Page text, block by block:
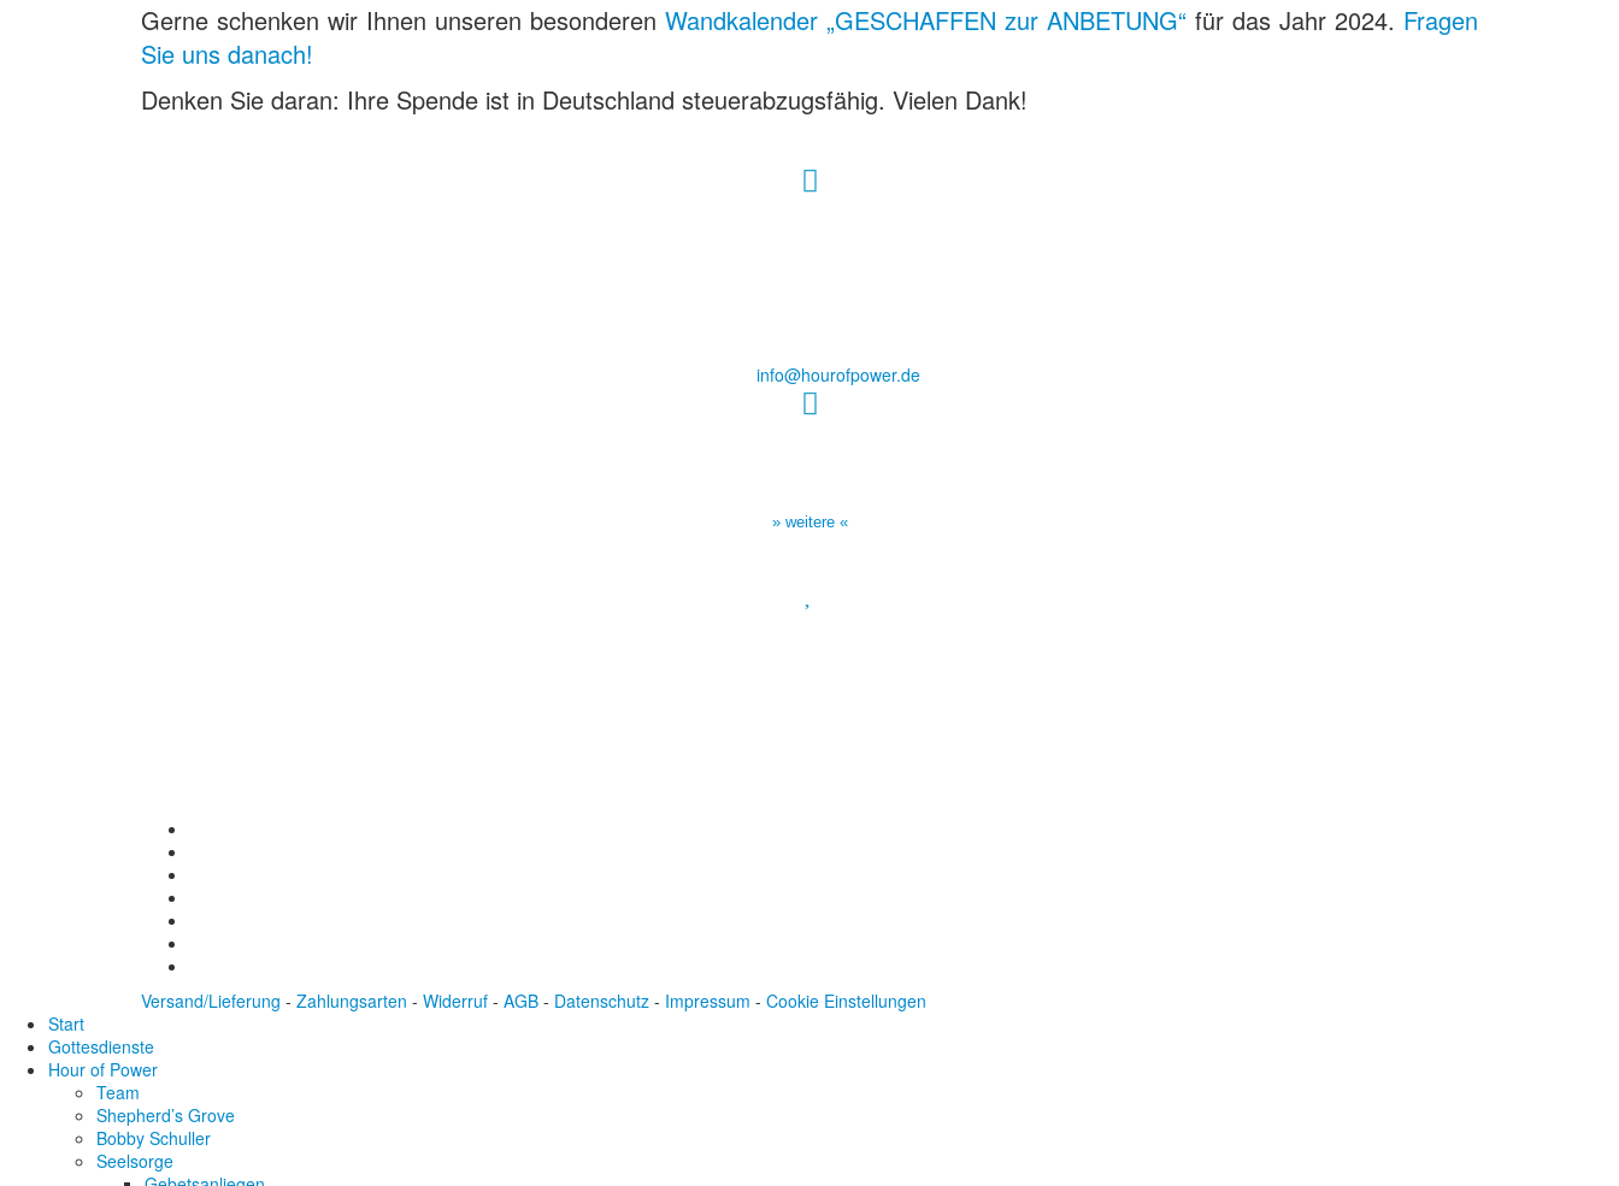
Gerne schenken wir Ihnen unseren besonderen Wandkalender „GESCHAFFEN zur ANBETUNG“ für das Jahr 2024. Fragen
Sie uns danach!
Denken Sie daran: Ihre Spende ist in Deutschland steuerabzugsfähig. Vielen Dank!
info@hourofpower.de
» weitere «
Versand/Lieferung - Zahlungsarten - Widerruf - AGB - Datenschutz - Impressum - Cookie Einstellungen
Start
Gottesdienste
Hour of Power
Team
Shepherd’s Grove
Bobby Schuller
Seelsorge